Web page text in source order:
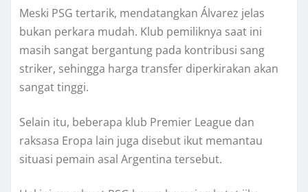
Meski PSG tertarik, mendatangkan Álvarez jelas
bukan perkara mudah. Klub pemiliknya saat ini
masih sangat bergantung pada kontribusi sang
striker, sehingga harga transfer diperkirakan akan
sangat tinggi.
Selain itu, beberapa klub Premier League dan
raksasa Eropa lain juga disebut ikut memantau
situasi pemain asal Argentina tersebut.